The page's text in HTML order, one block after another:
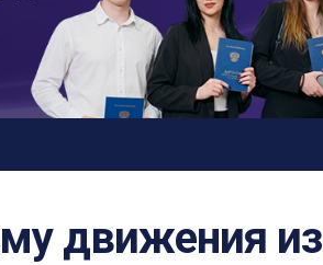
движения из